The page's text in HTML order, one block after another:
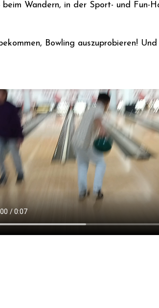
Wandern, in der Sport- und Fun-
Bowling auszuprobieren!